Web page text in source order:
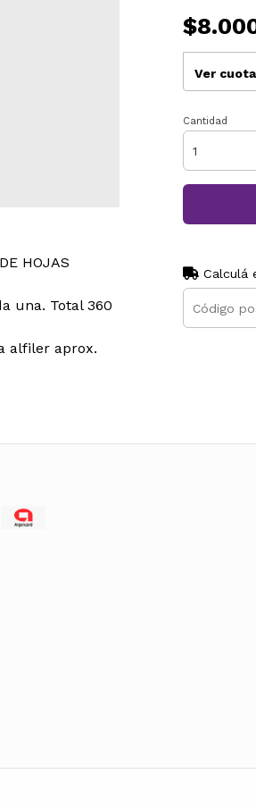
HOJAS
una. Total 360
alfiler aprox.
Ver
Cantidad
Calculá